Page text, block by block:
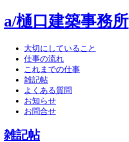
a/樋口建築事務所
大切にしていること
仕事の流れ
これまでの仕事
雑記帖
よくある質問
お知らせ
お問合せ
雑記帖